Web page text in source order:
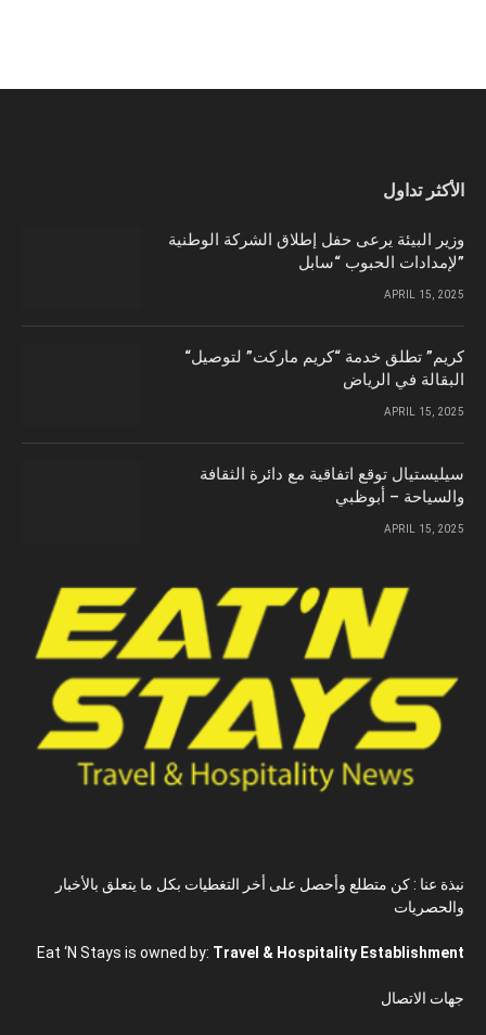
الأكثر تداول
وزير البيئة يرعى حفل إطلاق الشركة الوطنية
لإمدادات الحبوب “سابل”
APRIL 15, 2025
“كريم” تطلق خدمة “كريم ماركت” لتوصيل
البقالة في الرياض
APRIL 15, 2025
سيليستيال توقع اتفاقية مع دائرة الثقافة
والسياحة – أبوظبي
APRIL 15, 2025
نبذة عنا : كن متطلع وأحصل على أخر التغطيات بكل ما يتعلق بالأخبار
والحصريات
Eat ‘N Stays is owned by: Travel & Hospitality Establishment
جهات الاتصال